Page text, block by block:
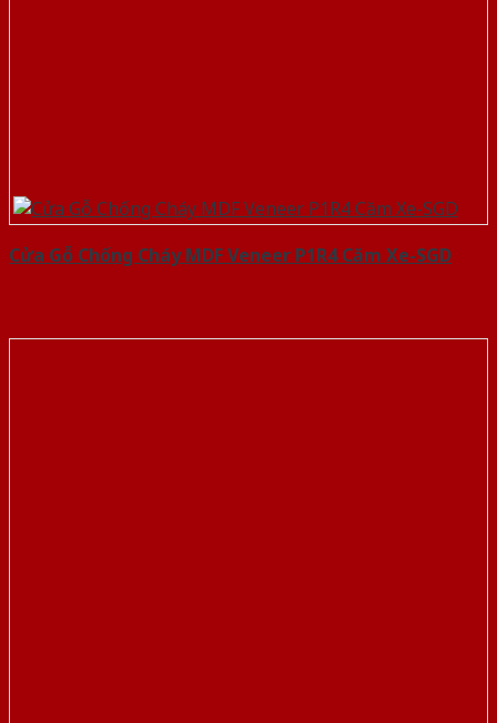
Cửa Gỗ Chống Cháy MDF Veneer P1R4 Căm Xe-SGD